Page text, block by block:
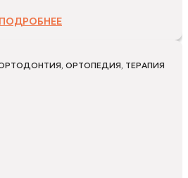
ПОДРОБНЕЕ
ОРТОПЕДИЯ, ТЕРАПИЯ